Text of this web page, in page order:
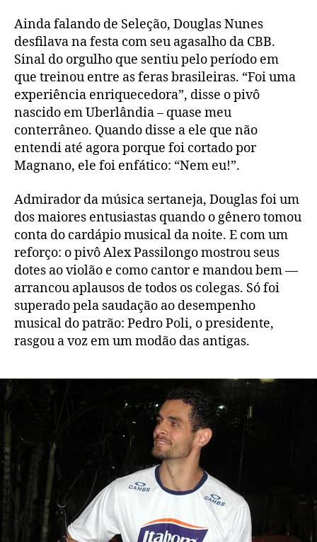
Ainda falando de Seleção, Douglas Nunes
desfilava na festa com seu agasalho da CBB.
Sinal do orgulho que sentiu pelo período em
que treinou entre as feras brasileiras. “Foi uma
experiência enriquecedora”, disse o pivô
nascido em Uberlândia – quase meu
conterrâneo. Quando disse a ele que não
entendi até agora porque foi cortado por
Magnano, ele foi enfático: “Nem eu!”.
Admirador da música sertaneja, Douglas foi um
dos maiores entusiastas quando o gênero tomou
conta do cardápio musical da noite. E com um
reforço: o pivô Alex Passilongo mostrou seus
dotes ao violão e como cantor e mandou bem —
arrancou aplausos de todos os colegas. Só foi
superado pela saudação ao desempenho
musical do patrão: Pedro Poli, o presidente,
rasgou a voz em um modão das antigas.